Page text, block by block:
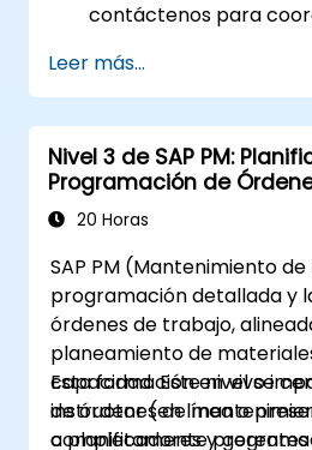
contáctenos para
Leer más...
Nivel 3 de SAP PM:
Programación de
Mantenimiento
20 Horas
SAP PM (Mantenimiento
programación detallada y
órdenes de trabajo,
planeamiento de
capacidad. Este nivel se
de órdenes de
completamente
Esta formación en vivo
instructor (en línea o
a planificadores y